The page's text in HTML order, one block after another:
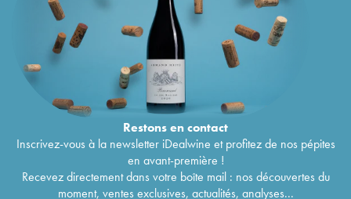
Restons encontact
Inscrivez-vous à la newsletter iDealwine et profitez de nos pépites
en avant-première !
Recevez directement dans votre boîte mail : nos découvertes du
moment, ventes exclusives, actualités, analyses...